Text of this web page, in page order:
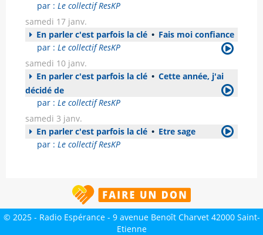
par : Le collectif ResKP
samedi 17 janv.
En parler c'est parfois la clé • Fais moi confiance
par : Le collectif ResKP
samedi 10 janv.
En parler c'est parfois la clé • Cette année, j'ai
décidé de
par : Le collectif ResKP
samedi 3 janv.
En parler c'est parfois la clé • Etre sage
par : Le collectif ResKP
© 2025 - Radio Espérance - 9 avenue Benoît Charvet 42000 Saint-
Etienne